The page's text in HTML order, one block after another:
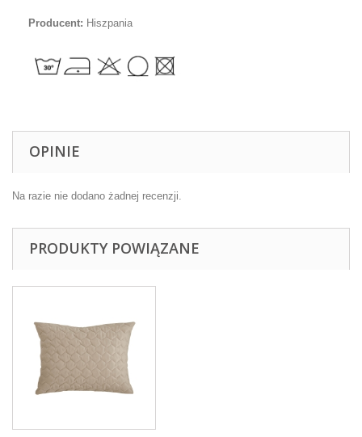
Producent: Hiszpania
OPINIE
Na razie nie dodano żadnej recenzji.
PRODUKTY POWIĄZANE